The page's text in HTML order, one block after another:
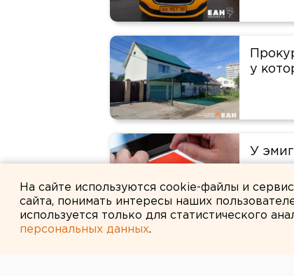
у
У
фейков
На сайте используются cookie-файлы и
сайта, понимать интересы наших
используется только для статистического
персональных данных.